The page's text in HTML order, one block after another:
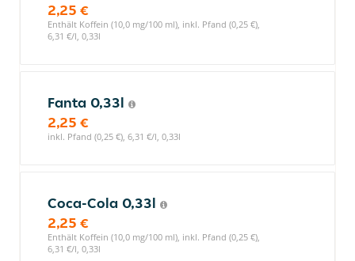
2,25 €
Enthält Koffein (10,0 mg/100 ml), inkl. Pfand (0,25 €),
6,31 €/l, 0,33l
Fanta 0,33l
2,25 €
inkl. Pfand (0,25 €), 6,31 €/l, 0,33l
Coca-Cola 0,33l
2,25 €
Enthält Koffein (10,0 mg/100 ml), inkl. Pfand (0,25 €),
6,31 €/l, 0,33l